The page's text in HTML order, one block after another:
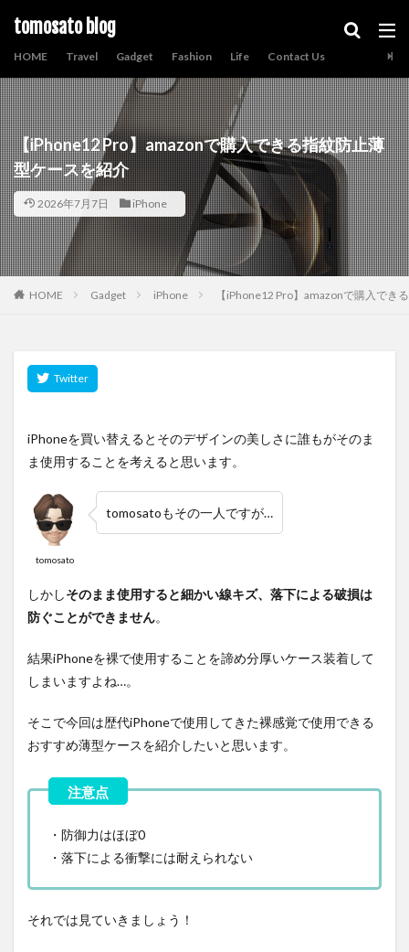
tomosato blog
HOME Travel Gadget Fashion Life Contact Us
【iPhone12 Pro】amazonで購入できる指紋防止薄
型ケースを紹介
2026年7月7日 iPhone
HOME Gadget iPhone 【iPhone12 Pro】amazonで購入でき
iPhoneを買い替えるとそのデザインの美しさに誰もがそのま
ま使用することを考えると思います。
tomosato
tomosatoもその一人ですが…
しかしそのまま使用すると細かい線キズ、落下による破損は
防ぐことができません。
結果iPhoneを裸で使用することを諦め分厚いケース装着して
しまいますよね…。
そこで今回は歴代iPhoneで使用してきた裸感覚で使用できる
おすすめ薄型ケースを紹介したいと思います。
・防御力はほぼ0
・落下による衝撃には耐えられない
それでは見ていきましょう！